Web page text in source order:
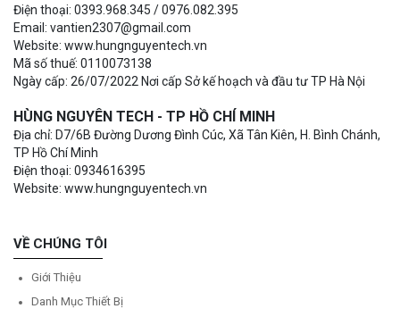
Điện thoại: 0393.968.345 / 0976.082.395
Email: vantien2307@gmail.com
Website: www.hungnguyentech.vn
Mã số thuế: 0110073138
Ngày cấp: 26/07/2022 Nơi cấp Sở kế hoạch và đầu tư TP Hà Nội
HÙNG NGUYÊN TECH - TP HỒ CHÍ MINH
Địa chỉ: D7/6B Đường Dương Đình Cúc, Xã Tân Kiên, H. Bình Chánh,
TP Hồ Chí Minh
Điện thoại: 0934616395
Website: www.hungnguyentech.vn
VỀ CHÚNG TÔI
Giới Thiệu
Danh Mục Thiết Bị